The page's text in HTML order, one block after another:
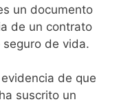
un documento
de un contrato
de vida.
de que
suscrito un